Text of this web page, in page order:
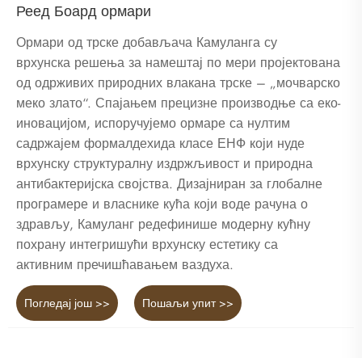
Реед Боард ормари
Ормари од трске добављача Камуланга су
врхунска решења за намештај по мери пројектована
од одрживих природних влакана трске – „мочварско
меко злато“. Спајањем прецизне производње са еко-
иновацијом, испоручујемо ормаре са нултим
садржајем формалдехида класе ЕНФ који нуде
врхунску структуралну издржљивост и природна
антибактеријска својства. Дизајниран за глобалне
програмере и власнике кућа који воде рачуна о
здрављу, Камуланг редефинише модерну кућну
похрану интегришући врхунску естетику са
активним пречишћавањем ваздуха.
Погледај још >> Пошаљи упит >>